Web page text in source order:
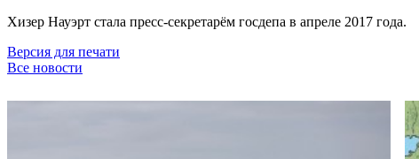
Хизер Науэрт стала пресс-секретарём госдепа в апреле 2017 года.
Версия для печати
Все новости